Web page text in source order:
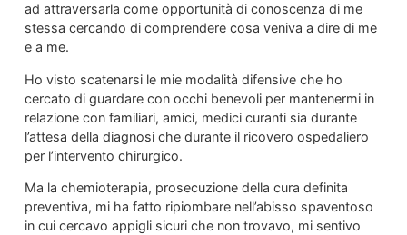
ad attraversarla come opportunità di conoscenza di me
stessa cercando di comprendere cosa veniva a dire di me
e a me.
Ho visto scatenarsi le mie modalità difensive che ho
cercato di guardare con occhi benevoli per mantenermi in
relazione con familiari, amici, medici curanti sia durante
l’attesa della diagnosi che durante il ricovero ospedaliero
per l’intervento chirurgico.
Ma la chemioterapia, prosecuzione della cura definita
preventiva, mi ha fatto ripiombare nell’abisso spaventoso
in cui cercavo appigli sicuri che non trovavo, mi sentivo